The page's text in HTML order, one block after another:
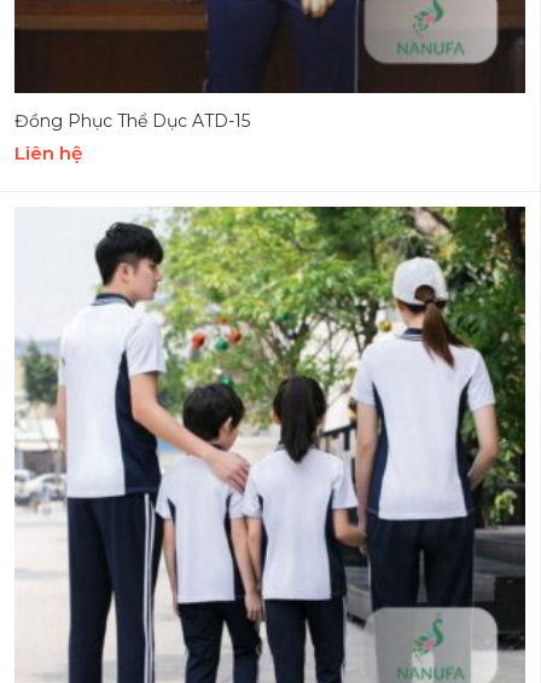
Đồng Phục Thể Dục ATD-15
Liên hệ